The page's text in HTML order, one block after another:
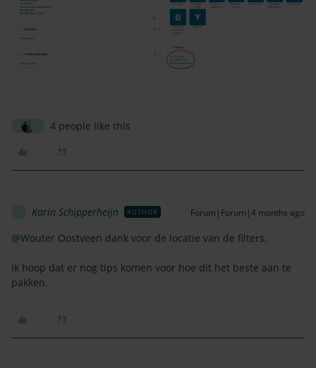
4 people like this
Karin Schipperheijn AUTHOR Forum|Forum|4 months ago
@Wouter Oostveen dank voor de locatie van de filters.
Ik hoop dat er nog tips komen voor hoe dit het beste aan te
pakken.